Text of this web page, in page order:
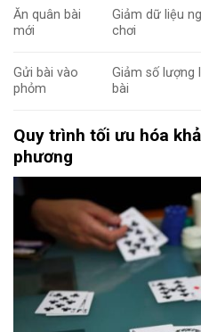
Ăn quân bài
mới
Giảm dữ liệu
chơi
Gửi bài vào
phỏm
Giảm số lượng
bài
Quy trình tối ưu hóa
phương